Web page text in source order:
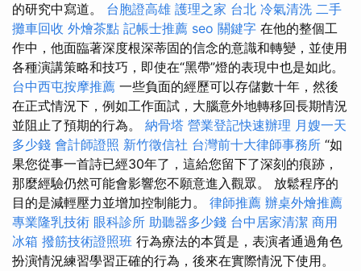
的研究中寫道。 台胞證高雄 護理之家 台北 冷氣清洗 二手
攤車回收 外燴茶點 記帳士推薦 seo 關鍵字 在他的整個工
作中，他面臨著深度根深蒂固的信念的意識和轉變，並使用
各種演講策略和技巧，即使在“黑帶”燈的表現中也是如此。
台中西屯按摩推薦 一些負面的經歷可以存儲數十年，然後
在正式情況下，例如工作面試，大腦意外地轉移回長期情況
並阻止了預期的行為。 納骨塔 營業登記快速辦理 月嫂一天
多少錢 會計師證照 新竹徵信社 台灣前十大律師事務所 “如
果您從事一首詩已經30年了，這給您留下了深刻的痕跡，
那麼經驗仍然可能會影響您不願意進入觀眾。 放鬆程序的
目的是減輕壓力並增加控制能力。 律師推薦 辦桌外燴推薦
專業隆乳技術 眼科診所 助聽器多少錢 台中居家清潔 商用
冰箱 撥筋技術證照班 行為療法的本質是，表演者通過角色
扮演情況練習學習正確的行為，後來在實際情況下使用。